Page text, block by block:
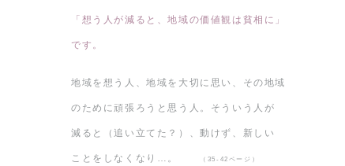
「想う人が減ると、地域の価値観は貧相に」
です。
地域を想う人、地域を大切に思い、その地域
のために頑張ろうと思う人。そういう人が
減ると（追い立てた？）、動けず、新しい
ことをしなくなり…。 （35-42ページ）